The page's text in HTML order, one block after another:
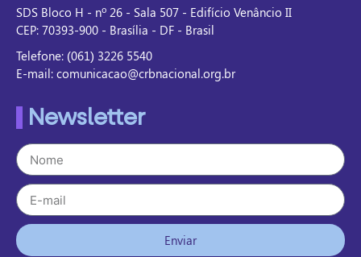
SDS Bloco H - nº 26 - Sala 507 - Edifício Venâncio II
CEP: 70393-900 - Brasília - DF - Brasil
Telefone: (061) 3226 5540
E-mail: comunicacao@crbnacional.org.br
Newsletter
Enviar